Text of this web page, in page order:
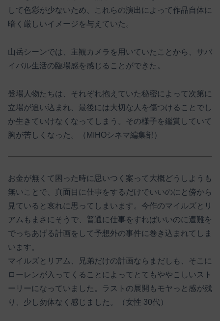
して色彩が少ないため、これらの演出によって作品自体に
暗く厳しいイメージを与えていた。
山岳シーンでは、主観カメラを用いていたことから、サバ
イバル生活の臨場感を感じることができた。
登場人物たちは、それぞれ抱えていた秘密によって次第に
立場が追い込まれ、最後には大切な人を傷つけることでし
か生きていけなくなってしまう。その様子を鑑賞していて
胸が苦しくなった。（MIHOシネマ編集部）
お金が無くて困った時に思いつく案って大概どうしようも
無いことで、真面目に仕事をするだけでいいのにと傍から
見ていると哀れに思ってしまいます。今作のマイルズとリ
アムもまさにそうで、普通に仕事をすればいいのに遭難を
でっちあげる計画をして予想外の事件に巻き込まれてしま
います。
マイルズとリアム、兄弟だけの計画ならまだしも、そこに
ローレンが入ってくることによってとてもややこしいスト
ーリーになっていました。ラストの展開もモヤっと感が残
り、少し勿体なく感じました。（女性 30代）